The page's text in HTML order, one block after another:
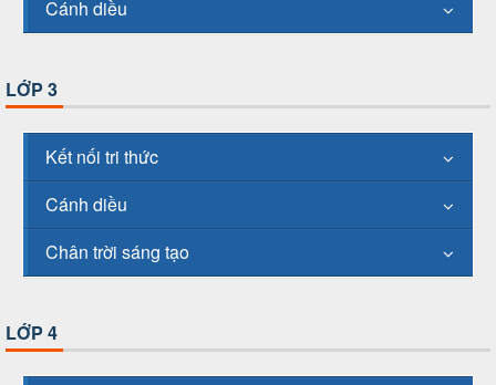
Cánh diều
LỚP 3
Kết nối tri thức
Cánh diều
Chân trời sáng tạo
LỚP 4